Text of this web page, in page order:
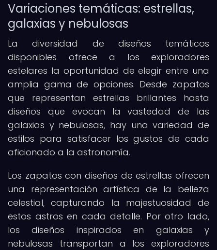
Variaciones temáticas: estrellas,
galaxias y nebulosas
La diversidad de diseños temáticos
disponibles ofrece a los exploradores
estelares la oportunidad de elegir entre una
amplia gama de opciones. Desde zapatos
que representan estrellas brillantes hasta
diseños que evocan la vastedad de las
galaxias y nebulosas, hay una variedad de
estilos para satisfacer los gustos de cada
aficionado a la astronomía.
Los zapatos con diseños de estrellas ofrecen
una representación artística de la belleza
celestial, capturando la majestuosidad de
estos astros en cada detalle. Por otro lado,
los diseños inspirados en galaxias y
nebulosas transportan a los exploradores